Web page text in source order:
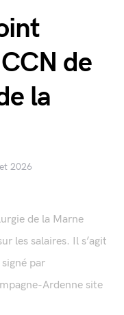
de
la
2026
de la Marne
les salaires. Il s’agit
par
Ardenne site